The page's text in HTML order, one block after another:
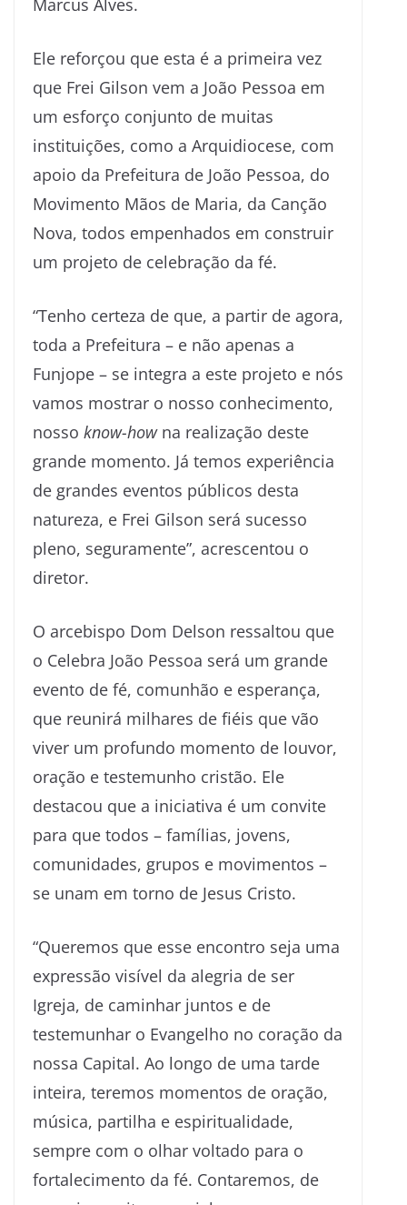
Marcus Alves.
Ele reforçou que esta é a primeira vez
que Frei Gilson vem a João Pessoa em
um esforço conjunto de muitas
instituições, como a Arquidiocese, com
apoio da Prefeitura de João Pessoa, do
Movimento Mãos de Maria, da Canção
Nova, todos empenhados em construir
um projeto de celebração da fé.
“Tenho certeza de que, a partir de agora,
toda a Prefeitura – e não apenas a
Funjope – se integra a este projeto e nós
vamos mostrar o nosso conhecimento,
nosso know-howna realização deste
grande momento. Já temos experiência
de grandes eventos públicos desta
natureza, e Frei Gilson será sucesso
pleno, seguramente”, acrescentou o
diretor.
O arcebispo Dom Delson ressaltou que
o Celebra João Pessoa será um grande
evento de fé, comunhão e esperança,
que reunirá milhares de fiéis que vão
viver um profundo momento de louvor,
oração e testemunho cristão. Ele
destacou que a iniciativa é um convite
para que todos – famílias, jovens,
comunidades, grupos e movimentos –
se unam em torno de Jesus Cristo.
“Queremos que esse encontro seja uma
expressão visível da alegria de ser
Igreja, de caminhar juntos e de
testemunhar o Evangelho no coração da
nossa Capital. Ao longo de uma tarde
inteira, teremos momentos de oração,
música, partilha e espiritualidade,
sempre com o olhar voltado para o
fortalecimento da fé. Contaremos, de